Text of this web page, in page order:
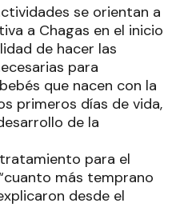
se orientan a
a Chagas en el inicio
de hacer las
para
que nacen con la
primeros días de vida,
de la
para el
más temprano
desde el